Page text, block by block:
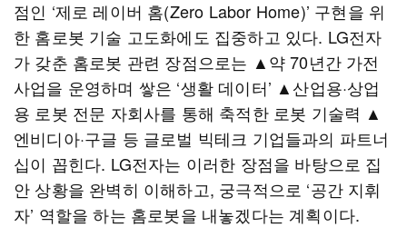
점인 ‘제로 레이버 홈(Zero Labor Home)’ 구현을 위
한 홈로봇 기술 고도화에도 집중하고 있다. LG전자
가 갖춘 홈로봇 관련 장점으로는 ▲약 70년간 가전
사업을 운영하며 쌓은 ‘생활 데이터’ ▲산업용·상업
용 로봇 전문 자회사를 통해 축적한 로봇 기술력 ▲
엔비디아·구글 등 글로벌 빅테크 기업들과의 파트너
십이 꼽힌다. LG전자는 이러한 장점을 바탕으로 집
안 상황을 완벽히 이해하고, 궁극적으로 ‘공간 지휘
자’ 역할을 하는 홈로봇을 내놓겠다는 계획이다.